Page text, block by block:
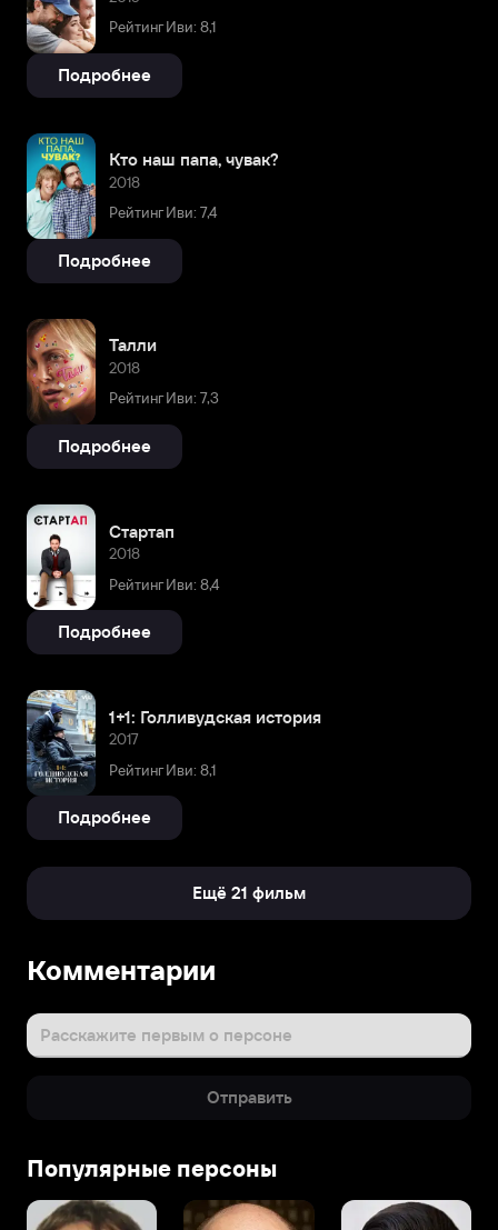
Рейтинг Иви: 8,1
Подробнее
Кто наш папа, чувак?
2018
Рейтинг Иви: 7,4
Подробнее
Талли
2018
Рейтинг Иви: 7,3
Подробнее
Стартап
2018
Рейтинг Иви: 8,4
Подробнее
1+1: Голливудская история
2017
Рейтинг Иви: 8,1
Подробнее
Ещё 21 фильм
Комментарии
Расскажите первым о персоне
Отправить
Популярные персоны